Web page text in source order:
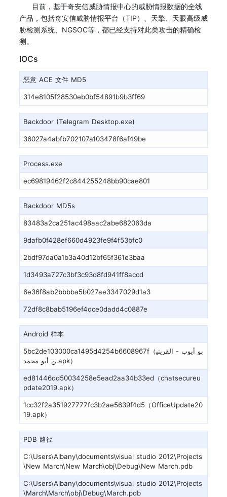
目前，基于奇安信威胁情报中心的威胁情报数据的全线
产品，包括奇安信威胁情报平台（TIP）、天擎、天眼高级威
胁检测系统、NGSOC等，都已经支持对此类攻击的精确检
测。
IOCs
恶意 ACE 文件 MD5
314e8105f28530eb0bf54891b9b3ff69
Backdoor (Telegram Desktop.exe)
36027a4abfb702107a103478f6af49be
Process.exe
ec69819462f2c844255248bb90cae801
Backdoor MD5s
83483a2ca251ac498aac2abe682063da
9dafb0f428ef660d4923fe9f4f53bfc0
2bdf97da0a1b3a40d12bf65f361e3baa
1d3493a727c3bf3c93d8fd941ff8accd
6e36f8ab2bbbba5b027ae3347029d1a3
72df8c8bab5196ef4dce0dadd4c0887e
Android 样本
5bc2de103000ca1495d4254b6608967f（بو أيوب - القريتي
ن أبو محمد.apk）
ed81446dd50034258e5ead2aa34b33ed（chatsecureu
pdate2019.apk）
1cc32f2a351927777fc3b2ae5639f4d5（OfficeUpdate20
19.apk）
PDB 路径
C:\Users\Albany\documents\visual studio 2012\Projects
\New March\New March\obj\Debug\New March.pdb
C:\Users\Albany\documents\visual studio 2012\Projects
\March\March\obj\Debug\March.pdb